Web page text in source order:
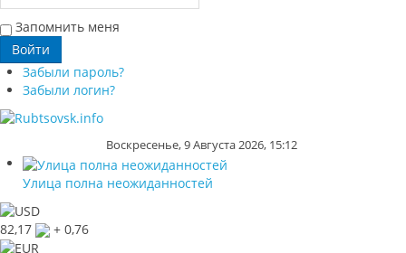
Запомнить меня
Забыли пароль?
Забыли логин?
Воскресенье, 9 Августа 2026, 15:12
Улица полна неожиданностей
82,17 + 0,76